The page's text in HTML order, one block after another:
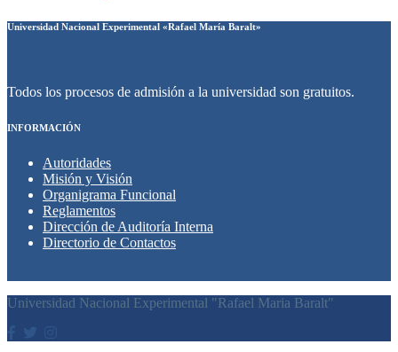
Universidad Nacional Experimental «Rafael María Baralt»
Todos los procesos de admisión a la universidad son gratuitos.
INFORMACIÓN
Autoridades
Misión y Visión
Organigrama Funcional
Reglamentos
Dirección de Auditoría Interna
Directorio de Contactos
Universidad Nacional Experimental "Rafael Maria Baralt"